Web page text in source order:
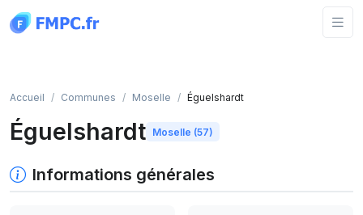
Accueil Communes Moselle Éguelshardt
Éguelshardt Moselle (57)
Informations générales
Panneau de gestion des cookies